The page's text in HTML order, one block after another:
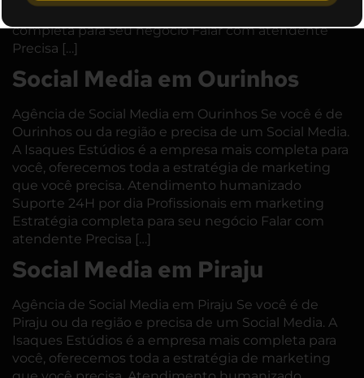
completa para seu negócio Falar com atendente
Precisa […]
Social Media em Ourinhos
Agência de Social Media em Ourinhos Se você é de
Ourinhos ou da região e precisa de um Social Media.
A Isaques Estúdios é a empresa mais completa para
você, oferecemos toda a estratégia de marketing
que você precisa. Atendimento humanizado
Suporte 24H por dia Profissionais em marketing
Estratégia completa para seu negócio Falar com
atendente Precisa […]
Social Media em Piraju
Agência de Social Media em Piraju Se você é de
Piraju ou da região e precisa de um Social Media. A
Isaques Estúdios é a empresa mais completa para
você, oferecemos toda a estratégia de marketing